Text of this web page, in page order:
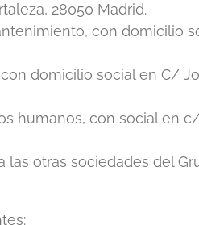
28050 Madrid.
con domicilio
domicilio social en C/
humanos, con social en
las otras sociedades del